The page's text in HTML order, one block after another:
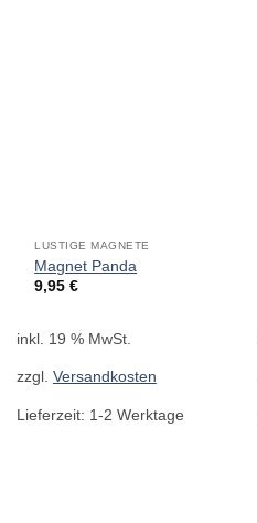
LUSTIGE MAGNETE
Magnet Panda
9,95€
inkl. 19 % MwSt.
zzgl. Versandkosten
Lieferzeit: 1-2 Werktage